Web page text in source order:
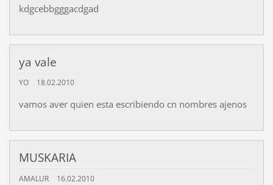
kdgcebbgggacdgad
ya vale
YO 18.02.2010
vamos aver quien esta escribiendo cn nombres ajenos
MUSKARIA
AMALUR 16.02.2010